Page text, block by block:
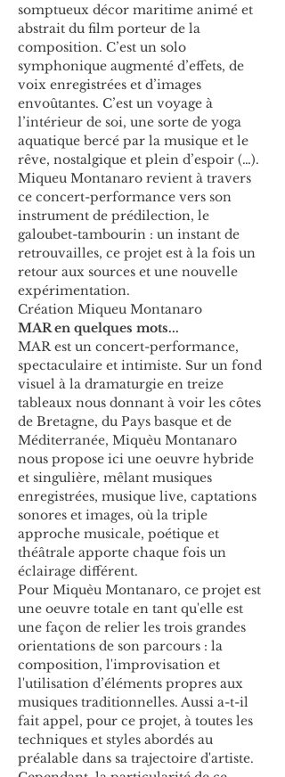
somptueux décor maritime animé et
abstrait du film porteur de la
composition. C’est un solo
symphonique augmenté d’effets, de
voix enregistrées et d’images
envoûtantes. C’est un voyage à
l’intérieur de soi, une sorte de yoga
aquatique bercé par la musique et le
rêve, nostalgique et plein d’espoir (…).
Miqueu Montanaro revient à travers
ce concert-performance vers son
instrument de prédilection, le
galoubet-tambourin : un instant de
retrouvailles, ce projet est à la fois un
retour aux sources et une nouvelle
expérimentation.
Création Miqueu Montanaro
MAR en quelques mots...
MAR est un concert-performance,
spectaculaire et intimiste. Sur un fond
visuel à la dramaturgie en treize
tableaux nous donnant à voir les côtes
de Bretagne, du Pays basque et de
Méditerranée, Miquèu Montanaro
nous propose ici une oeuvre hybride
et singulière, mêlant musiques
enregistrées, musique live, captations
sonores et images, où la triple
approche musicale, poétique et
théâtrale apporte chaque fois un
éclairage différent.
Pour Miquèu Montanaro, ce projet est
une oeuvre totale en tant qu'elle est
une façon de relier les trois grandes
orientations de son parcours : la
composition, l'improvisation et
l'utilisation d’éléments propres aux
musiques traditionnelles. Aussi a-t-il
fait appel, pour ce projet, à toutes les
techniques et styles abordés au
préalable dans sa trajectoire d'artiste.